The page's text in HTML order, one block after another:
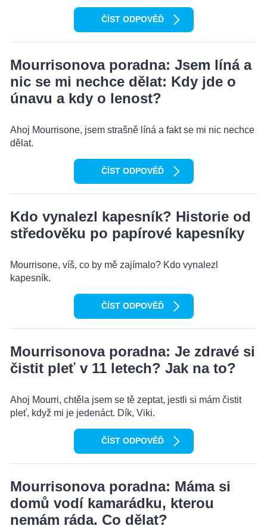
ČÍST ODPOVĚĎ
Mourrisonova poradna: Jsem líná a
nic se mi nechce dělat: Kdy jde o
únavu a kdy o lenost?
Ahoj Mourrisone, jsem strašně líná a fakt se mi nic nechce
dělat.
ČÍST ODPOVĚĎ
Kdo vynalezl kapesník? Historie od
středověku po papírové kapesníky
Mourrisone, víš, co by mě zajímalo? Kdo vynalezl
kapesník.
ČÍST ODPOVĚĎ
Mourrisonova poradna: Je zdravé si
čistit pleť v 11 letech? Jak na to?
Ahoj Mourri, chtěla jsem se tě zeptat, jestli si mám čistit
pleť, když mi je jedenáct. Dík, Viki.
ČÍST ODPOVĚĎ
Mourrisonova poradna: Máma si
domů vodí kamarádku, kterou
nemám ráda. Co dělat?